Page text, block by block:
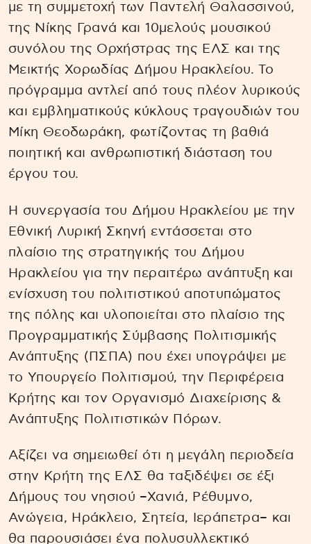
με τη συμμετοχή των Παντελή Θαλασσινού,
της Νίκης Γρανά και 10μελούς μουσικού
συνόλου της Ορχήστρας της ΕΛΣ και της
Μεικτής Χορωδίας Δήμου Ηρακλείου. Το
πρόγραμμα αντλεί από τους πλέον λυρικούς
και εμβληματικούς κύκλους τραγουδιών του
Μίκη Θεοδωράκη, φωτίζοντας τη βαθιά
ποιητική και ανθρωπιστική διάσταση του
έργου του.
Η συνεργασία του Δήμου Ηρακλείου με την
Εθνική Λυρική Σκηνή εντάσσεται στο
πλαίσιο της στρατηγικής του Δήμου
Ηρακλείου για την περαιτέρω ανάπτυξη και
ενίσχυση του πολιτιστικού αποτυπώματος
της πόλης και υλοποιείται στο πλαίσιο της
Προγραμματικής Σύμβασης Πολιτισμικής
Ανάπτυξης (ΠΣΠΑ) που έχει υπογράψει με
το Υπουργείο Πολιτισμού, την Περιφέρεια
Κρήτης και τον Οργανισμό Διαχείρισης &
Ανάπτυξης Πολιτιστικών Πόρων.
Αξίζει να σημειωθεί ότι η μεγάλη περιοδεία
στην Κρήτη της ΕΛΣ θα ταξιδέψει σε έξι
Δήμους του νησιού –Χανιά, Ρέθυμνο,
Ανώγεια, Ηράκλειο, Σητεία, Ιεράπετρα– και
θα παρουσιάσει ένα πολυσυλλεκτικό